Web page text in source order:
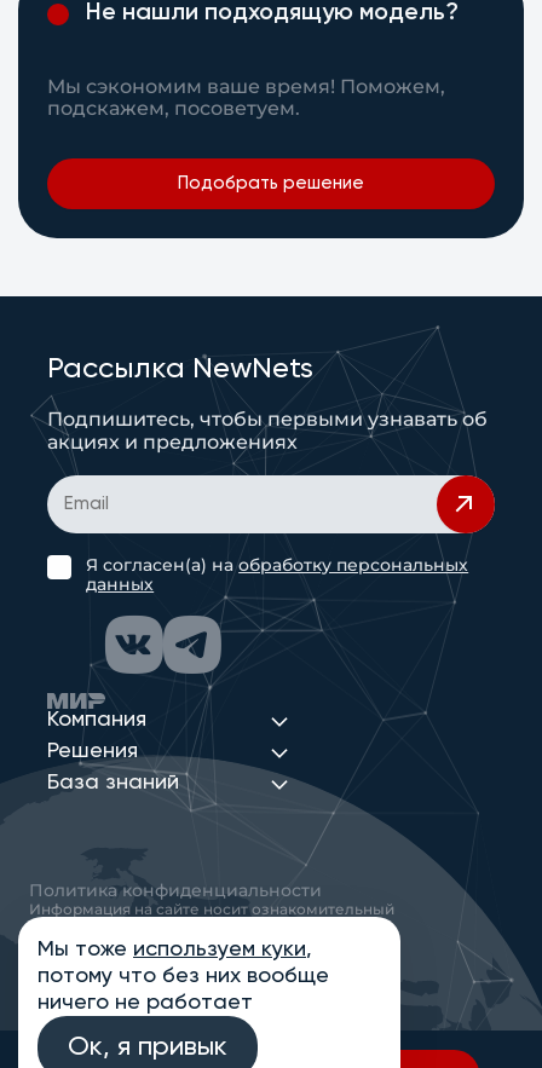
Не нашли подходящую модель?
Мы сэкономим ваше время! Поможем,
подскажем, посоветуем.
Подобрать решение
Компания
Решения
База знаний
Рассылка NewNets
Подпишитесь, чтобы первыми узнавать об
акциях и предложениях
Я согласен(а) наобработку персональных
данных
Политика конфиденциальности
Информация на сайте носит ознакомительный
характер и не является публичной офертой,
определяемой положениями статьи 437
Гражданского кодекса РФ
© 2013-2026 Новые Сети Интеграция
Мы тоже используем куки,
потому что без них вообще
ничего не работает
Ок, я привык